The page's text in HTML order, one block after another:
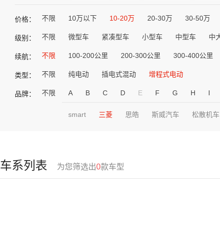
价格： 不限 10万以下 10-20万 20-30万 30-50万
级别： 不限 微型车 紧凑型车 小型车 中型车 中
续航： 不限 100-200公里 200-300公里 300-400公里
类型： 不限 纯电动 插电式混动 增程式电动
品牌： 不限 A B C D E F G H I
smart 三菱 思皓 斯威汽车 松散机车
车系列表 为您筛选出0款车型